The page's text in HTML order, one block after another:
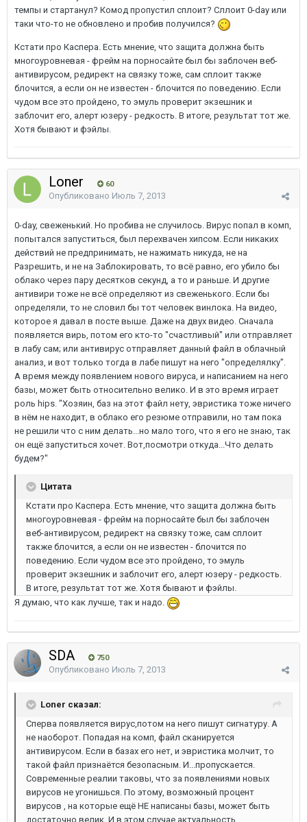
темпы и стартанул? Комод пропустил сплоит? Сллоит 0-day или
таки что-то не обновлено и пробив получился?
Кстати про Каспера. Есть мнение, что защита должна быть
многоуровневая - фрейм на порносайте был бы заблочен веб-
антивирусом, редирект на связку тоже, сам сплоит также
блочится, а если он не известен - блочится по поведению. Если
чудом все это пройдено, то эмуль проверит экзешник и
заблочит его, алерт юзеру - редкость. В итоге, результат тот же.
Хотя бывают и фэйлы.
Loner 60
Опубликовано Июль 7, 2013
0-day, свеженький. Но пробива не случилось. Вирус попал в комп,
попытался запуститься, был перехвачен хипсом. Если никаких
действий не предпринимать, не нажимать никуда, не на
Разрешить, и не на Заблокировать, то всё равно, его убило бы
облако через пару десятков секунд, а то и раньше. И другие
антивири тоже не всё определяют из свеженького. Если бы
определяли, то не словил бы тот человек винлока. На видео,
которое я давал в посте выше. Даже на двух видео. Сначала
появляется вирь, потом его кто-то "счастливый" или отправляет
в лабу сам; или антивирус отправляет данный файл в облачный
анализ, и вот только тогда в лабе пишут на него "определялку".
А время между появлением нового вируса, и написанием на него
базы, может быть относительно велико. И в это время играет
роль hips. "Хозяин, баз на этот файл нету, эвристика тоже ничего
в нём не находит, в облако его резюме отправили, но там пока
не решили что с ним делать...но мало того, что я его не знаю, так
он ещё запуститься хочет. Вот,посмотри откуда...Что делать
будем?"
Цитата
Кстати про Каспера. Есть мнение, что защита должна быть
многоуровневая - фрейм на порносайте был бы заблочен
веб-антивирусом, редирект на связку тоже, сам сплоит
также блочится, а если он не известен - блочится по
поведению. Если чудом все это пройдено, то эмуль
проверит экзешник и заблочит его, алерт юзеру - редкость.
В итоге, результат тот же. Хотя бывают и фэйлы.
Я думаю, что как лучше, так и надо.
SDA 750
Опубликовано Июль 7, 2013
Loner сказал:
Сперва появляется вирус,потом на него пишут сигнатуру. А
не наоборот. Попадая на комп, файл сканируется
антивирусом. Если в базах его нет, и эвристика молчит, то
такой файл признаётся безопасным. И...пропускается.
Современные реалии таковы, что за появлениями новых
вирусов не угонишься. По этому, возможный процент
вирусов , на которые ещё НЕ написаны базы, может быть
достаточно велик. И в этом случае актуальность